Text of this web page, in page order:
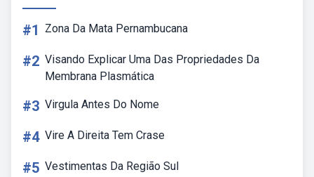
#1 Zona Da Mata Pernambucana
#2 Visando Explicar Uma Das Propriedades Da
Membrana Plasmática
#3 Virgula Antes Do Nome
#4 Vire A Direita Tem Crase
#5 Vestimentas Da Região Sul